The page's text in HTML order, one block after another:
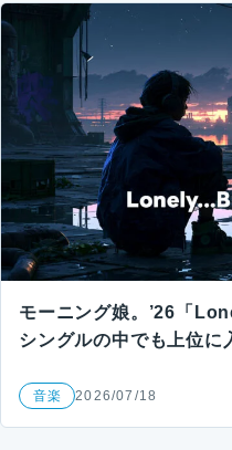
モーニング娘。’26「
シングルの中でも上位に
音楽 2026/07/18